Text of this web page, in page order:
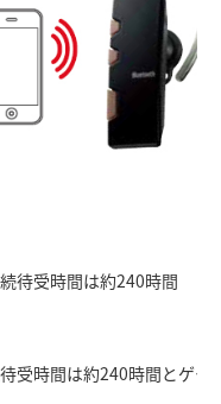
待受時間は約240時間
受時間は約240時間とゲ